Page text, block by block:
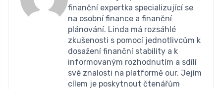
finanční expertka specializující se
na osobní finance a finanční
plánování. Linda má rozsáhlé
zkušenosti s pomocí jednotlivcům k
dosažení finanční stability a k
informovaným rozhodnutím a sdílí
své znalosti na platformě our. Jejím
cílem je poskytnout čtenářům